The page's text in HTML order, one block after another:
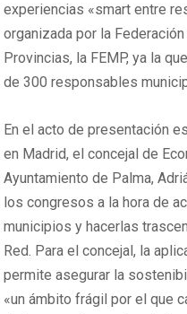
experiencias «smart entre
organizada por la
Provincias, la FEMP, ya la
de 300 responsables
En el acto de presentación
en Madrid, el concejal de
Ayuntamiento de Palma,
los congresos a la hora de
municipios y hacerlas
Red. Para el concejal, la
permite asegurar la
«un ámbito frágil por el que